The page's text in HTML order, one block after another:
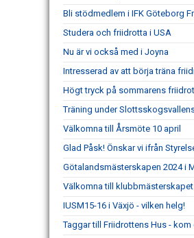
Bli stödmedlem i IFK Göteborg
Studera och friidrotta i USA
Nu är vi också med i Joyna
Intresserad av att börja träna
Högt tryck på sommarens
Träning under
Välkomna till Årsmöte 10 april
Glad Påsk! Önskar vi ifrån
Götalandsmästerskapen 2024 i
Välkomna till klubbmästerskapet
IUSM15-16 i Växjö - vilken helg!
Taggar till Friidrottens Hus - kom